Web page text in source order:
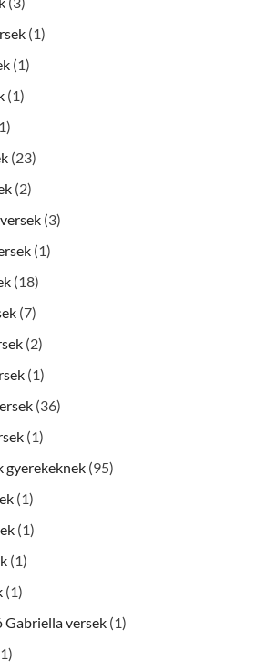
(1)
(1)
(1)
(23)
(2)
(3)
(1)
(18)
(7)
(2)
(1)
(36)
(1)
gyerekeknek (95)
(1)
(1)
(1)
(1)
Gabriella versek (1)